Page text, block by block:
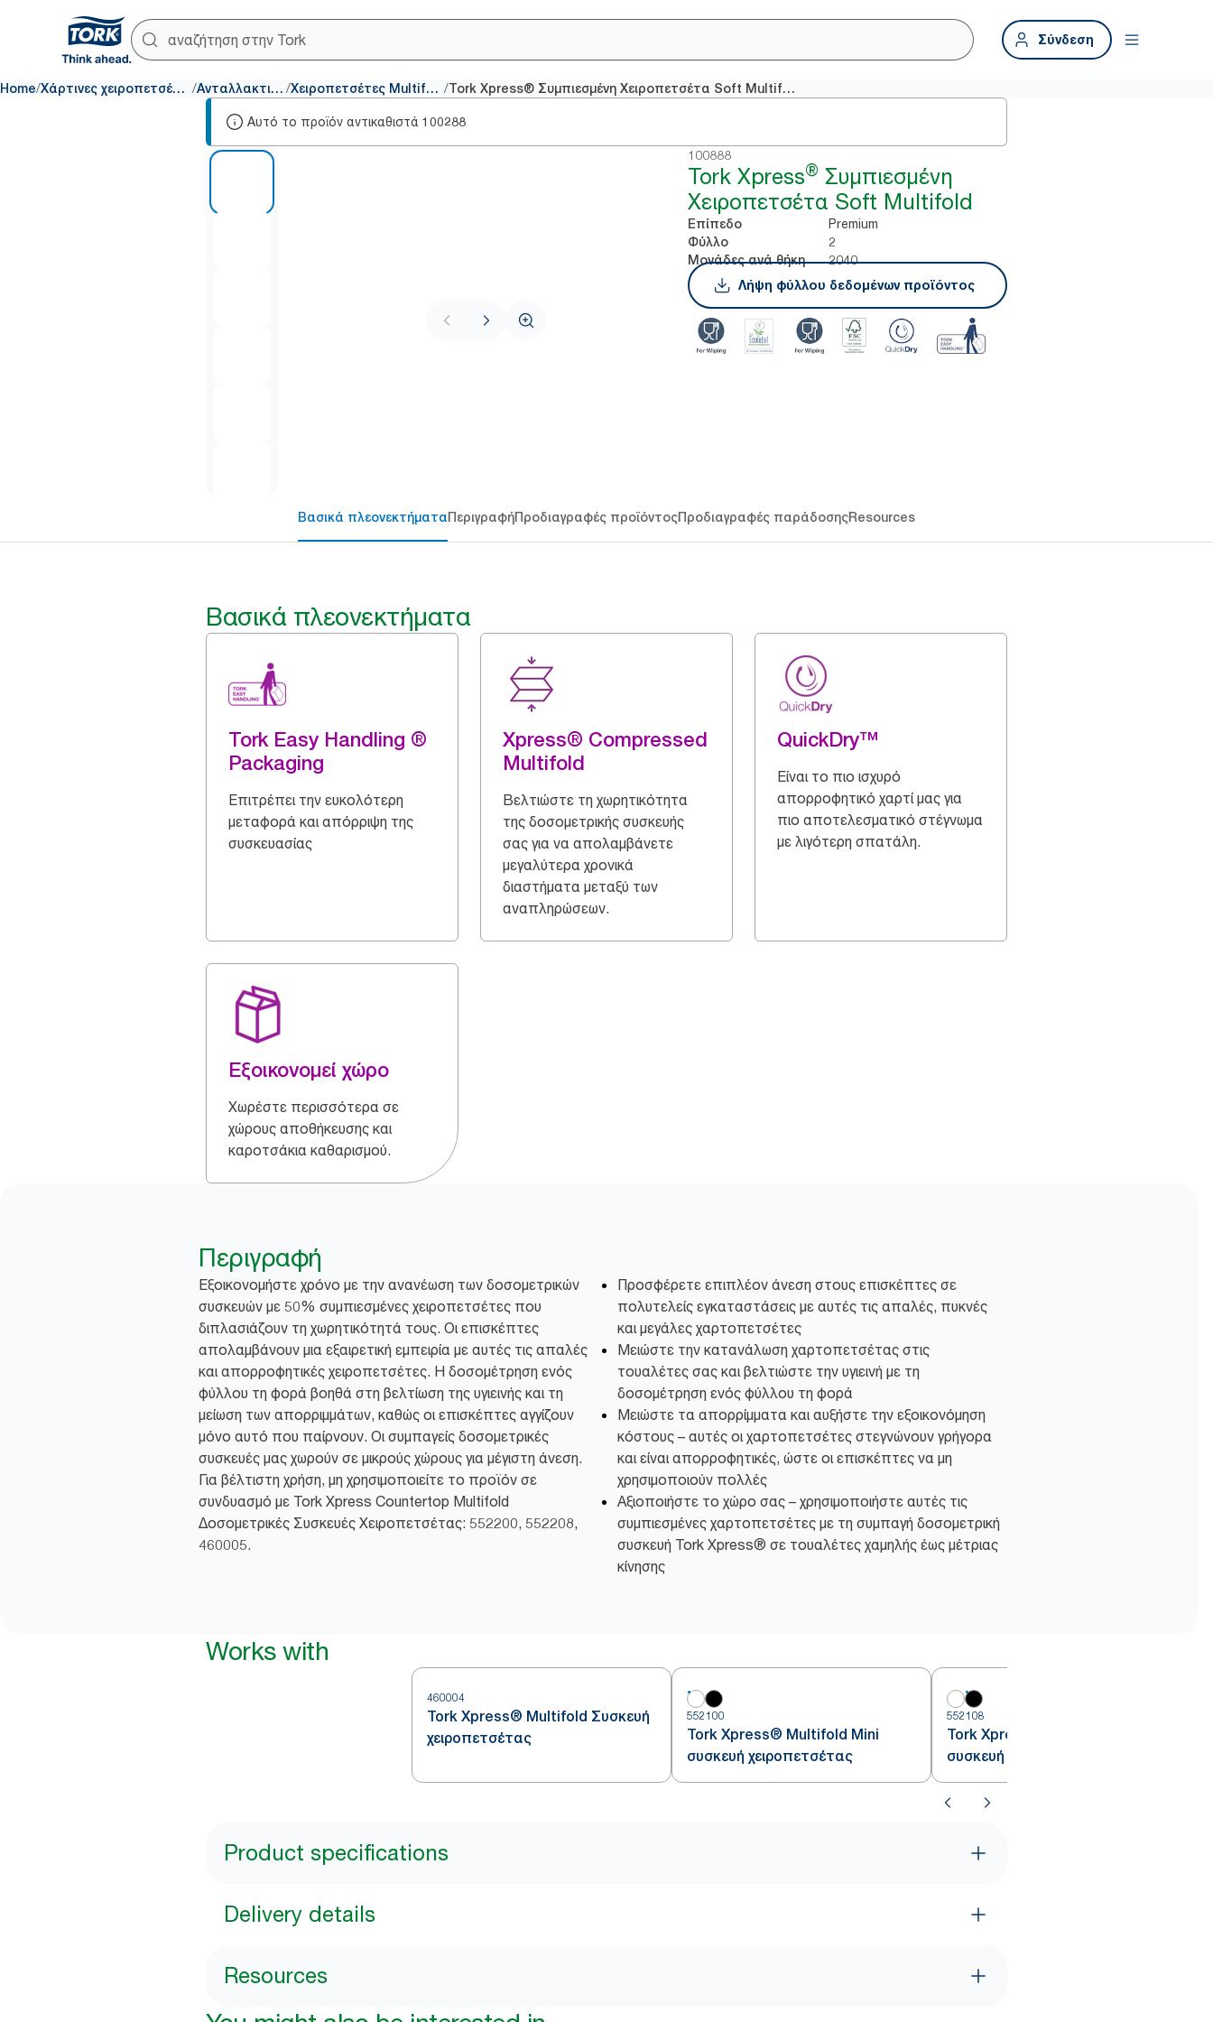
Σύνδεση
Home/ Χάρτινες χειροπετσέτες / Ανταλλακτικά / Χειροπετσέτες Multifold / Tork Xpress® Συμπιεσμένη Χειροπετσέτα Soft Multifold
Αυτό το προϊόν αντικαθιστά 100288
100888
Tork Xpress® Συμπιεσμένη
Χειροπετσέτα Soft Multifold
Επίπεδο Premium
Φύλλο 2
Μονάδες ανά θήκη
2040
Λήψη φύλλου δεδομένων προϊόντος
Βασικά πλεονεκτήματαΠεριγραφήΠροδιαγραφές προϊόντοςΠροδιαγραφές παράδοσηςResources
Βασικά πλεονεκτήματα
Tork Easy Handling ®
Packaging
Επιτρέπει την ευκολότερη
μεταφορά και απόρριψη της
συσκευασίας
Xpress® Compressed
Multifold
Βελτιώστε τη χωρητικότητα
της δοσομετρικής συσκευής
σας για να απολαμβάνετε
μεγαλύτερα χρονικά
διαστήματα μεταξύ των
αναπληρώσεων.
QuickDry™
Είναι το πιο ισχυρό
απορροφητικό χαρτί μας για
πιο αποτελεσματικό στέγνωμα
με λιγότερη σπατάλη.
Εξοικονομεί χώρο
Χωρέστε περισσότερα σε
χώρους αποθήκευσης και
καροτσάκια καθαρισμού.
Περιγραφή
Εξοικονομήστε χρόνο με την ανανέωση των δοσομετρικών
συσκευών με 50% συμπιεσμένες χειροπετσέτες που
διπλασιάζουν τη χωρητικότητά τους. Οι επισκέπτες
απολαμβάνουν μια εξαιρετική εμπειρία με αυτές τις απαλές
και απορροφητικές χειροπετσέτες. Η δοσομέτρηση ενός
φύλλου τη φορά βοηθά στη βελτίωση της υγιεινής και τη
μείωση των απορριμμάτων, καθώς οι επισκέπτες αγγίζουν
μόνο αυτό που παίρνουν. Οι συμπαγείς δοσομετρικές
συσκευές μας χωρούν σε μικρούς χώρους για μέγιστη άνεση.
Για βέλτιστη χρήση, μη χρησιμοποιείτε το προϊόν σε
συνδυασμό με Tork Xpress Countertop Multifold
Δοσομετρικές Συσκευές Χειροπετσέτας: 552200, 552208,
460005.
Προσφέρετε επιπλέον άνεση στους επισκέπτες σε
πολυτελείς εγκαταστάσεις με αυτές τις απαλές, πυκνές
και μεγάλες χαρτοπετσέτες
Μειώστε την κατανάλωση χαρτοπετσέτας στις
τουαλέτες σας και βελτιώστε την υγιεινή με τη
δοσομέτρηση ενός φύλλου τη φορά
Μειώστε τα απορρίμματα και αυξήστε την εξοικονόμηση
κόστους – αυτές οι χαρτοπετσέτες στεγνώνουν γρήγορα
και είναι απορροφητικές, ώστε οι επισκέπτες να μη
χρησιμοποιούν πολλές
Αξιοποιήστε το χώρο σας – χρησιμοποιήστε αυτές τις
συμπιεσμένες χαρτοπετσέτες με τη συμπαγή δοσομετρική
συσκευή Tork Xpress® σε τουαλέτες χαμηλής έως μέτριας
κίνησης
Works with
460004
Tork Xpress® Multifold Συσκευή
χειροπετσέτας
552100
Tork Xpress® Multifold Mini
συσκευή χειροπετσέτας
552108
Tork Xpress® Multifold Mini
συσκευή χειροπετσέτας
Product specifications
Delivery details
Resources